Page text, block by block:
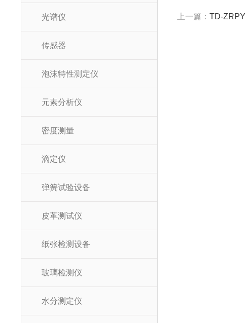
上一篇：TD-
光谱仪
传感器
泡沫特性测定仪
元素分析仪
密度测量
滴定仪
弹簧试验设备
皮革测试仪
纸张检测设备
玻璃检测仪
水分测定仪